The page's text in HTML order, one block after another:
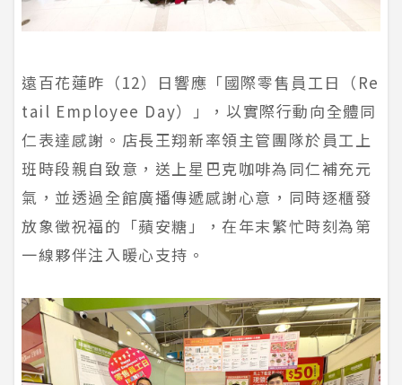
遠百花蓮昨（12）日響應「國際零售員工日（Re
tail Employee Day）」，以實際行動向全體同
仁表達感謝。店長王翔新率領主管團隊於員工上
班時段親自致意，送上星巴克咖啡為同仁補充元
氣，並透過全館廣播傳遞感謝心意，同時逐櫃發
放象徵祝福的「蘋安糖」，在年末繁忙時刻為第
一線夥伴注入暖心支持。